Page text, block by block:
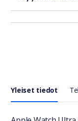
Yleiset tiedot